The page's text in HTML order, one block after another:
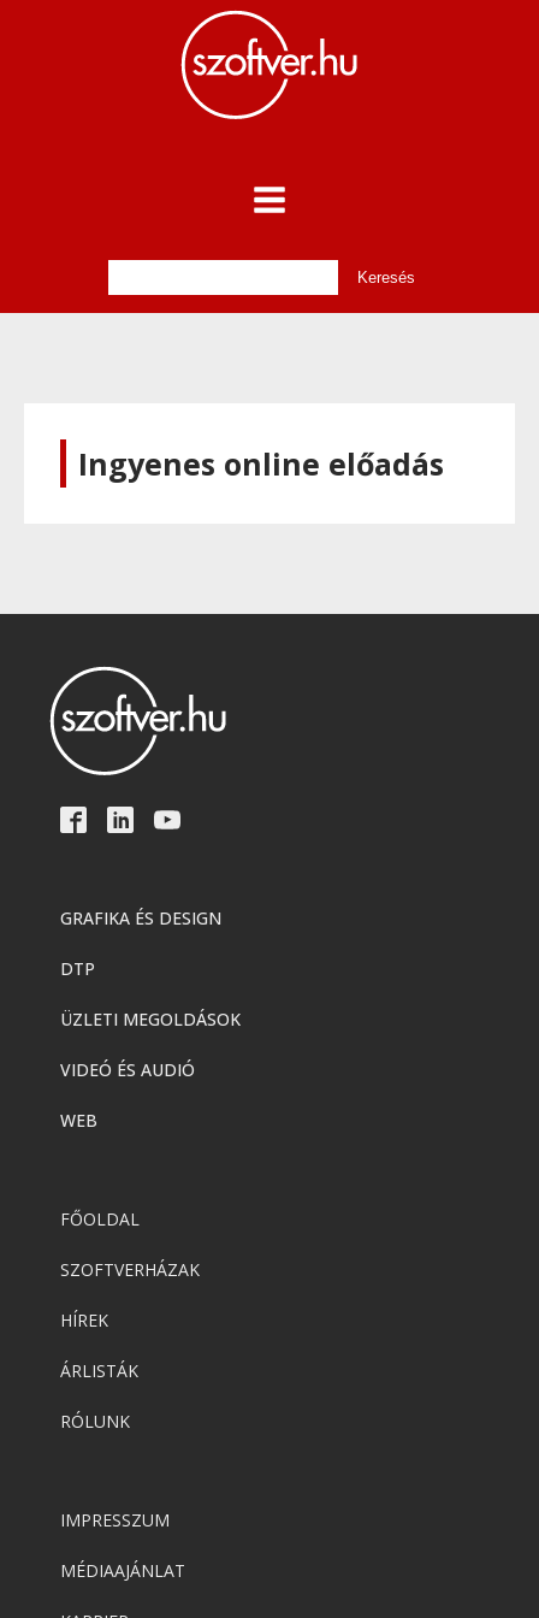
Ingyenes online előadás
GRAFIKA ÉS DESIGN
DTP
ÜZLETI MEGOLDÁSOK
VIDEÓ ÉS AUDIÓ
WEB
FŐOLDAL
SZOFTVERHÁZAK
HÍREK
ÁRLISTÁK
RÓLUNK
IMPRESSZUM
MÉDIAAJÁNLAT